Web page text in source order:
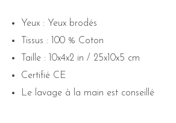
Yeux : Yeux brodés
Tissus : 100 % Coton
Taille : 10x4x2 in / 25x10x5 cm
Certifié CE
Le lavage à la main est conseillé